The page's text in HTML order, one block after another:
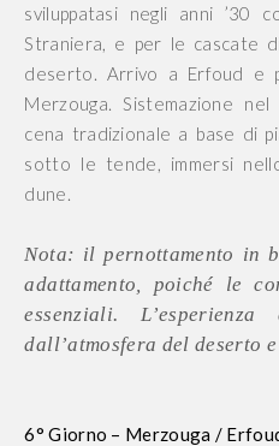
sviluppatasi negli anni ’30
Straniera, e per le cascate
deserto. Arrivo a Erfoud e
Merzouga. Sistemazione
cena tradizionale a base di
sotto le tende, immersi
dune.
Nota: il pernottamento in
adattamento, poiché le
essenziali.
dall’atmosfera del deserto
6° Giorno – Merzouga /